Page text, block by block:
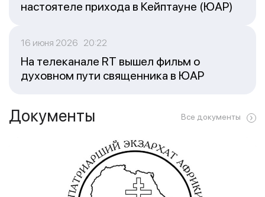
настоятеле прихода в Кейптауне (ЮАР)
16 июня 2026 20:22
На телеканале RT вышел фильм о
духовном пути священника в ЮАР
Документы Все документы